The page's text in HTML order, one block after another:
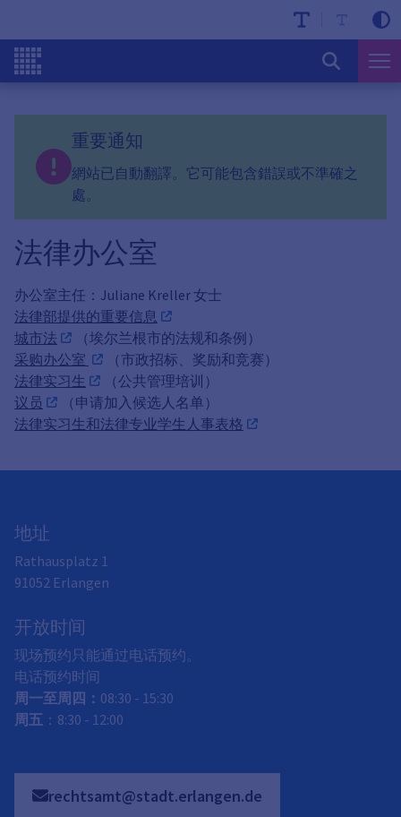
重要通知
網站已自動翻譯。它可能包含錯誤或不準確之
處。
法律办公室
办公室主任：Juliane Kreller 女士
法律部提供的重要信息
城市法
（埃尔兰根市的法规和条例）
采购办公室
（市政招标、奖励和竞赛）
法律实习生
（公共管理培训）
议员
（申请加入候选人名单）
法律实习生和法律专业学生人事表格
地址
Rathausplatz 1
91052 Erlangen
开放时间
现场预约只能通过电话预约。
电话预约时间
周一至周四： 08:30 - 15:30
周五 ：8:30 - 12:00
rechtsamt@stadt.erlangen.de